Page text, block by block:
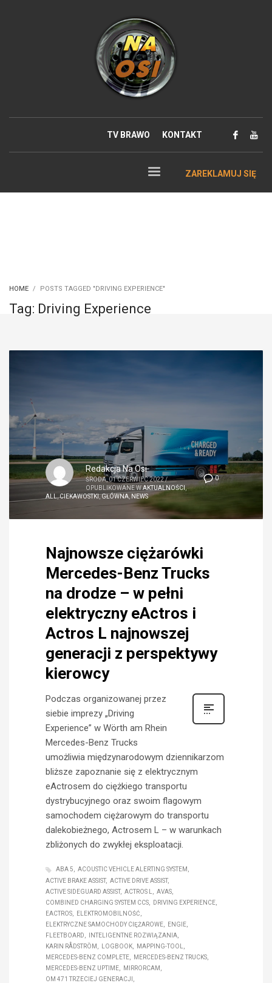
TV BRAWO KONTAKT
ZAREKLAMUJ SIĘ
HOME POSTS TAGGED "DRIVING EXPERIENCE"
Tag: Driving Experience
0
Redakcja Na Osi
ŚRODA, 01 CZERWIEC 2022/
OPUBLIKOWANE WAKTUALNOŚCI,
ALL,CIEKAWOSTKI,GŁÓWNA, NEWS
Najnowsze ciężarówki
Mercedes-Benz Trucks
na drodze – w pełni
elektryczny eActros i
Actros L najnowszej
generacji z perspektywy
kierowcy
Podczas organizowanej przez
siebie imprezy „Driving
Experience” w Wörth am Rhein
Mercedes-Benz Trucks
umożliwia międzynarodowym dziennikarzom
bliższe zapoznanie się z elektrycznym
eActrosem do ciężkiego transportu
dystrybucyjnego oraz swoim flagowym
samochodem ciężarowym do transportu
dalekobieżnego, Actrosem L – w warunkach
zbliżonych do zwykłej eksploatacji.
ABA 5
ACOUSTIC VEHICLE ALERTING SYSTEM
ACTIVE BRAKE ASSIST
ACTIVE DRIVE ASSIST
ACTIVE SIDEGUARD ASSIST
ACTROS L
AVAS
COMBINED CHARGING SYSTEM CCS
DRIVING EXPERIENCE
EACTROS
ELEKTROMOBILNOŚĆ
ELEKTRYCZNE SAMOCHODY CIĘŻAROWE
ENGIE
FLEETBOARD
INTELIGENTNE ROZWIĄZANIA
KARIN RÅDSTRÖM
LOGBOOK
MAPPING-TOOL
MERCEDES-BENZ COMPLETE
MERCEDES-BENZ TRUCKS
MERCEDES-BENZ UPTIME
MIRRORCAM
OM 471 TRZECIEJ GENERACJI